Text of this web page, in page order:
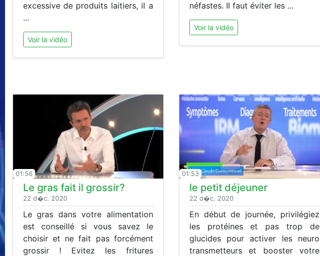
excessive de produits laitiers, il a
...
Voir la vidéo
néfastes. Il faut éviter les ...
Voir la vidéo
01:56
Le gras fait il grossir?
22 d�c. 2020
Le gras dans votre alimentation
est conseillé si vous savez le
choisir et ne fait pas forcément
grossir ! Evitez les fritures
01:53
le petit déjeuner
22 d�c. 2020
En début de journée, privilégiez
les protéines et pas trop de
glucides pour activer les neuro
transmetteurs et booster votre